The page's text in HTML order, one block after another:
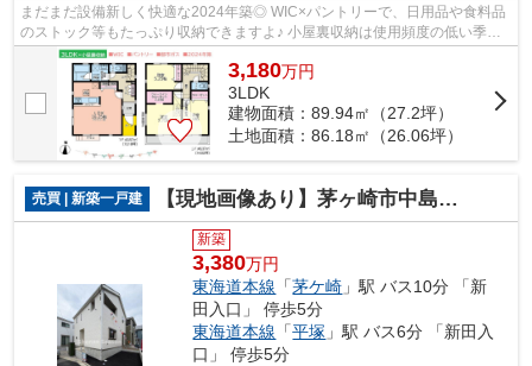
まだまだ設備新しく快適な2024年築◎ WIC×パントリーで、日用品や食料品
のストック等もたっぷり収納できますよ♪ 小屋裏収納は使用頻度の低い季節
物を収納するのに便利ですね！ 人気の都...
3,180万円
3LDK
建物面積：89.94㎡（27.2坪）
土地面積：86.18㎡（26.06坪）
売買 | 新築一戸建 【現地画像あり】茅ヶ崎市中島第１４ 全２棟 １号棟
新築
3,380万円
東海道本線 「茅ケ崎 」駅 バス10分 「新
田入口」 停歩5分
東海道本線 「平塚 」駅 バス6分 「新田入
口」 停歩5分